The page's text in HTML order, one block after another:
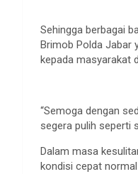
Sehingga berbagai
Brimob Polda Jabar
kepada masyarakat
“Semoga dengan
segera pulih seperti
Dalam masa
kondisi cepat